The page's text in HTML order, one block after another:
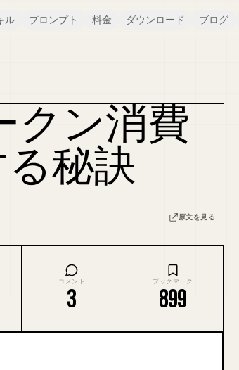
ル プロンプト 料金 ダウンロード ブログ
カバーをリミックス
ークン消費
る秘訣
原文を見る
コメント
3
ブックマーク
899